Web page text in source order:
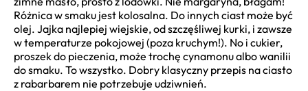
Różnica w smaku jest kolosalna. Do innych ciast może być
olej. Jajka najlepiej wiejskie, od szczęśliwej kurki, i zawsze
w temperaturze pokojowej (poza kruchym!). No i cukier,
proszek do pieczenia, może trochę cynamonu albo wanilii
do smaku. To wszystko. Dobry klasyczny przepis na ciasto
z rabarbarem nie potrzebuje udziwnień.